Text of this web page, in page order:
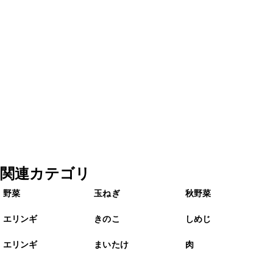
関連カテゴリ
野菜 玉ねぎ 秋野菜
エリンギ きのこ しめじ
エリンギ まいたけ 肉